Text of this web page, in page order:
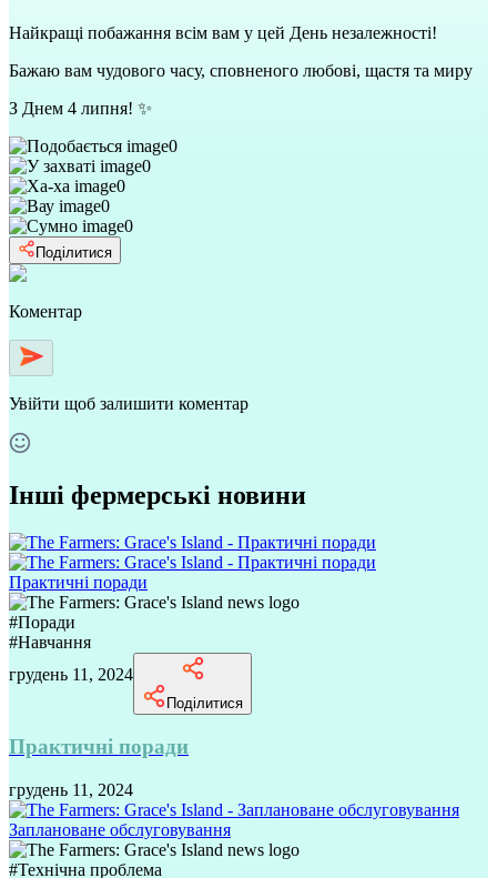
Найкращі побажання всім вам у цей День незалежності!
Бажаю вам чудового часу, сповненого любові, щастя та миру
З Днем 4 липня! ✨
0
0
0
0
0
Поділитися
Коментар
Увійти щоб залишити коментар
Інші фермерські новини
Практичні поради
#Поради
#Навчання
грудень 11, 2024
Поділитися
Практичні поради
грудень 11, 2024
Заплановане обслуговування
#Технічна проблема